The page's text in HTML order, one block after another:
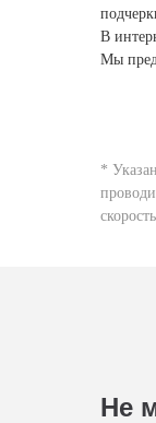
В
Мы
*
Не